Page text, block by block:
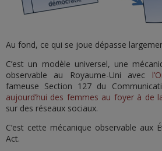
Au fond, ce qui se joue dépasse
C’est un modèle universel, une
observable au Royaume-Uni avec
fameuse Section 127 du
aujourd’hui des femmes au foyer à de
sur des réseaux sociaux.
C’est cette mécanique observable aux
Act.